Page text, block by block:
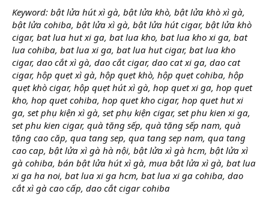
Keyword: bật lửa hút xì gà, bật lửa khò, bật lửa khò xì gà,
bật lửa cohiba, bật lửa xì gà, bật lửa hút cigar, bật lửa khò
cigar, bat lua hut xi ga, bat lua kho, bat lua kho xi ga, bat
lua cohiba, bat lua xi ga, bat lua hut cigar, bat lua kho
cigar, dao cắt xì gà, dao cắt cigar, dao cat xi ga, dao cat
cigar, hộp quẹt xì gà, hộp quẹt khò, hộp quẹt cohiba, hộp
quẹt khò cigar, hộp quẹt hút xì gà, hop quet xi ga, hop quet
kho, hop quet cohiba, hop quet kho cigar, hop quet hut xi
ga, set phụ kiện xì gà, set phụ kiện cigar, set phu kien xi ga,
set phu kien cigar, quà tặng sếp, quà tặng sếp nam, quà
tặng cao căp, qua tang sep, qua tang sep nam, qua tang
cao cap, bật lửa xì gà hà nội, bật lửa xì gà hcm, bật lửa xì
gà cohiba, bán bật lửa hút xì gà, mua bật lửa xì gà, bat lua
xi ga ha noi, bat lua xi ga hcm, bat lua xi ga cohiba, dao
cắt xì gà cao cấp, dao cắt cigar cohiba